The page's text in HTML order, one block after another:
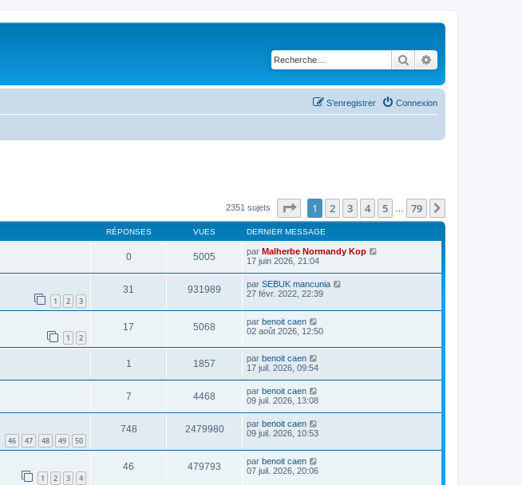
Rechercher
Connexion
S’enregistrer
2351 sujets Page sur79
1 2 3 4 5 79
RÉPONSES VUES DERNIER MESSAGE
0 5005 par Malherbe Normandy Kop
17 juin 2026, 21:04
1 2 3
31 931989 par SEBUK mancunia
27 févr. 2022, 22:39
1 2
17 5068 par benoit caen
02 août 2026, 12:50
1 1857 par benoit caen
17 juil. 2026, 09:54
7 4468 par benoit caen
09 juil. 2026, 13:08
46 47 48 49 50
748 2479980 par benoit caen
09 juil. 2026, 10:53
1 2 3 4
46 479793 par benoit caen
07 juil. 2026, 20:06